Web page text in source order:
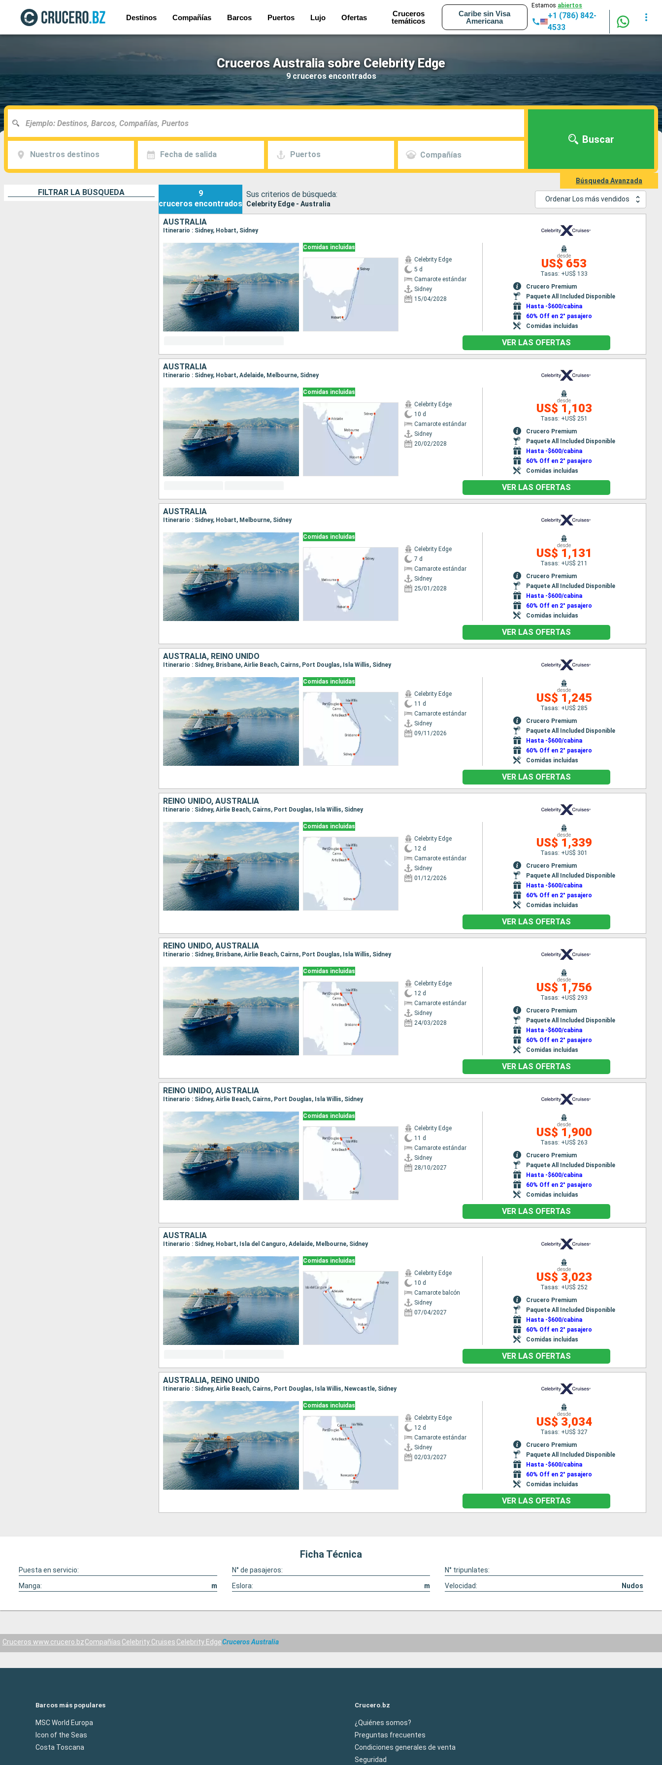
Destinos Compañías Barcos Puertos Lujo Ofertas
Cruceros
temáticos
Caribe sin Visa
Americana
Estamos abiertos
+1 (786) 842-
4533
Cruceros Australia sobre Celebrity Edge
9 cruceros encontrados
Nuestros destinos Fecha de salida Puertos Compañías
Buscar
Búsqueda Avanzada
FILTRAR LA BÚSQUEDA
9
cruceros encontrados
Sus criterios de búsqueda:
Celebrity Edge - Australia
Ordenar Los más vendidos
AUSTRALIA
Itinerario : Sidney, Hobart, Sidney
Comidas incluidas
Celebrity Edge
5 d
Camarote estándar
Sidney
15/04/2028
desde
US$ 653
Tasas: +US$ 133
Crucero Premium
Paquete All Included Disponible
Hasta -$600/cabina
60% Off en 2° pasajero
Comidas incluidas
VER LAS OFERTAS
AUSTRALIA
Itinerario : Sidney, Hobart, Adelaide, Melbourne, Sidney
Comidas incluidas
Celebrity Edge
10 d
Camarote estándar
Sidney
20/02/2028
desde
US$ 1,103
Tasas: +US$ 251
Crucero Premium
Paquete All Included Disponible
Hasta -$600/cabina
60% Off en 2° pasajero
Comidas incluidas
VER LAS OFERTAS
AUSTRALIA
Itinerario : Sidney, Hobart, Melbourne, Sidney
Comidas incluidas
Celebrity Edge
7 d
Camarote estándar
Sidney
25/01/2028
desde
US$ 1,131
Tasas: +US$ 211
Crucero Premium
Paquete All Included Disponible
Hasta -$600/cabina
60% Off en 2° pasajero
Comidas incluidas
VER LAS OFERTAS
AUSTRALIA, REINO UNIDO
Itinerario : Sidney, Brisbane, Airlie Beach, Cairns, Port Douglas, Isla Willis, Sidney
Comidas incluidas
Celebrity Edge
11 d
Camarote estándar
Sidney
09/11/2026
desde
US$ 1,245
Tasas: +US$ 285
Crucero Premium
Paquete All Included Disponible
Hasta -$600/cabina
60% Off en 2° pasajero
Comidas incluidas
VER LAS OFERTAS
REINO UNIDO, AUSTRALIA
Itinerario : Sidney, Airlie Beach, Cairns, Port Douglas, Isla Willis, Sidney
Comidas incluidas
Celebrity Edge
12 d
Camarote estándar
Sidney
01/12/2026
desde
US$ 1,339
Tasas: +US$ 301
Crucero Premium
Paquete All Included Disponible
Hasta -$600/cabina
60% Off en 2° pasajero
Comidas incluidas
VER LAS OFERTAS
REINO UNIDO, AUSTRALIA
Itinerario : Sidney, Brisbane, Airlie Beach, Cairns, Port Douglas, Isla Willis, Sidney
Comidas incluidas
Celebrity Edge
12 d
Camarote estándar
Sidney
24/03/2028
desde
US$ 1,756
Tasas: +US$ 293
Crucero Premium
Paquete All Included Disponible
Hasta -$600/cabina
60% Off en 2° pasajero
Comidas incluidas
VER LAS OFERTAS
REINO UNIDO, AUSTRALIA
Itinerario : Sidney, Airlie Beach, Cairns, Port Douglas, Isla Willis, Sidney
Comidas incluidas
Celebrity Edge
11 d
Camarote estándar
Sidney
28/10/2027
desde
US$ 1,900
Tasas: +US$ 263
Crucero Premium
Paquete All Included Disponible
Hasta -$600/cabina
60% Off en 2° pasajero
Comidas incluidas
VER LAS OFERTAS
AUSTRALIA
Itinerario : Sidney, Hobart, Isla del Canguro, Adelaide, Melbourne, Sidney
Comidas incluidas
Celebrity Edge
10 d
Camarote balcón
Sidney
07/04/2027
desde
US$ 3,023
Tasas: +US$ 252
Crucero Premium
Paquete All Included Disponible
Hasta -$600/cabina
60% Off en 2° pasajero
Comidas incluidas
VER LAS OFERTAS
AUSTRALIA, REINO UNIDO
Itinerario : Sidney, Airlie Beach, Cairns, Port Douglas, Isla Willis, Newcastle, Sidney
Comidas incluidas
Celebrity Edge
12 d
Camarote estándar
Sidney
02/03/2027
desde
US$ 3,034
Tasas: +US$ 327
Crucero Premium
Paquete All Included Disponible
Hasta -$600/cabina
60% Off en 2° pasajero
Comidas incluidas
VER LAS OFERTAS
Ficha Técnica
Puesta en servicio: N° de pasajeros:
N° tripunlates:
Manga:
m Eslora: m Velocidad: Nudos
Cruceros www.crucero.bzCompañías Celebrity Cruises Celebrity EdgeCruceros Australia
Barcos más populares
MSC World Europa
Icon of the Seas
Costa Toscana
Crucero.bz
¿Quiénes somos?
Preguntas frecuentes
Condiciones generales de venta
Seguridad